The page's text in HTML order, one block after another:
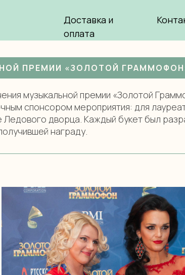
Доставка и
оплата
ПРЕМИИ «ЗОЛОТОЙ
музыкальной премии «Золотой
спонсором мероприятия: для
дворца. Каждый букет был
награду.